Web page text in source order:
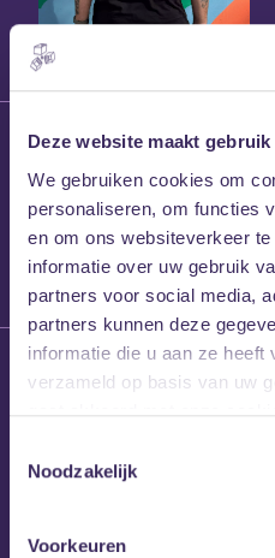
Deze website maakt
We gebruiken cookies om
personaliseren, om functies
en om ons websiteverkeer
informatie over uw gebruik
partners voor social media,
partners kunnen deze
informatie die u aan ze
verzameld op basis van uw
Noodzakelijk
Voorkeuren